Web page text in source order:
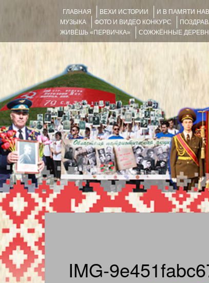
ГЛАВНАЯ ВЕХИ ИСТОРИИ И В ПАМЯТИ
МУЗЫКА
ФОТО И ВИДЕО КОНКУРС
ЖИВЁШЬ «ПЕРВИЧКА»
СОЖЖЁННЫЕ
IMG-